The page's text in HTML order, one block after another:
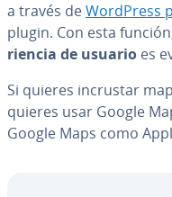
a través deWordPress
plugin. Con esta
rie­n­cia de usuario es
Si quieres incrustar
quieres usar Google
Google Maps como